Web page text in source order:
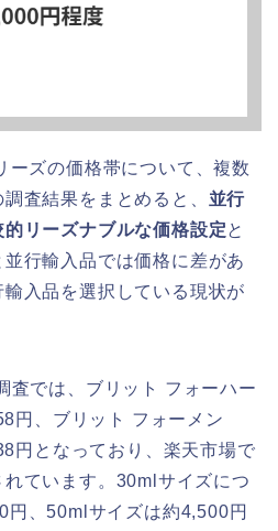
ーズの価格帯について、複数
査結果をまとめると、 並行
リーズナブルな価格設定と
行輸入品では価格に差があ
入品を選択している現状が
査では、ブリット フォーハー
円、ブリット フォーメン
円となっており、楽天市場で
ています。30mlサイズにつ
円、50mlサイズは約4,500円